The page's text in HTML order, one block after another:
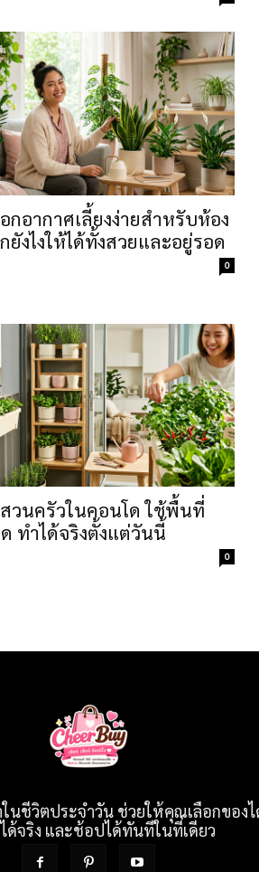
กอากาศเลี้ยงง่ายสำหรับห้อง
ยังไงให้ได้ทั้งสวยและอยู่รอด
0
วนครัวในคอนโด ใช้พื้นที่
ทำได้จริงตั้งแต่วันนี้
0
ในชีวิตประจำวัน ช่วยให้คุณเลือกขอ
ด้จริง และช้อปได้ทันทีในที่เดียว